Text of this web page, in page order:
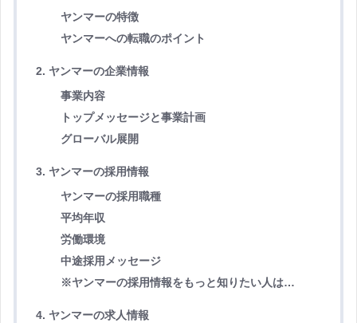
ヤンマーの特徴
ヤンマーへの転職のポイント
2. ヤンマーの企業情報
事業内容
トップメッセージと事業計画
グローバル展開
3. ヤンマーの採用情報
ヤンマーの採用職種
平均年収
労働環境
中途採用メッセージ
※ヤンマーの採用情報をもっと知りたい人は…
4. ヤンマーの求人情報